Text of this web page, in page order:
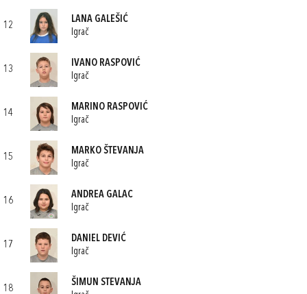
12
LANA GALEŠIĆ
Igrač
13
IVANO RASPOVIĆ
Igrač
14
MARINO RASPOVIĆ
Igrač
15
MARKO ŠTEVANJA
Igrač
16
ANDREA GALAC
Igrač
17
DANIEL DEVIĆ
Igrač
18
ŠIMUN STEVANJA